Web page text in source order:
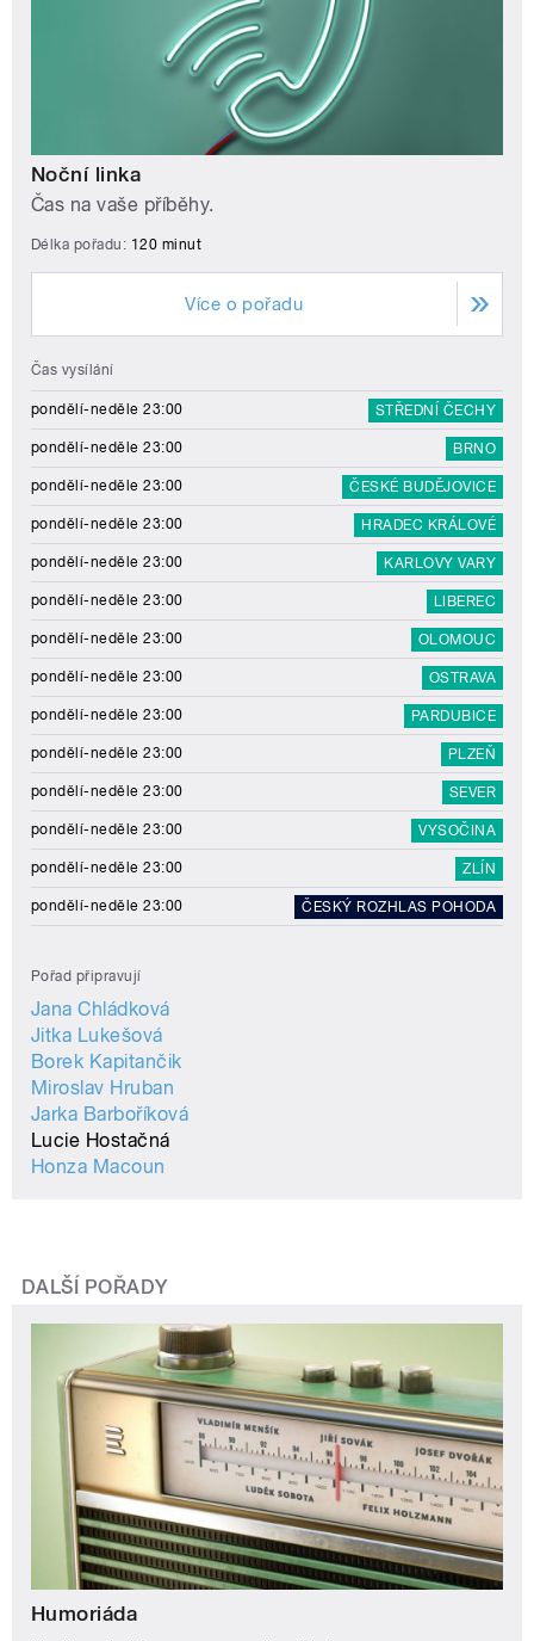
Noční linka
Čas na vaše příběhy.
Délka pořadu: 120 minut
Více o pořadu
Čas vysílání
pondělí-neděle 23:00 STŘEDNÍ ČECHY
pondělí-neděle 23:00 BRNO
pondělí-neděle 23:00 ČESKÉ BUDĚJOVICE
pondělí-neděle 23:00 HRADEC KRÁLOVÉ
pondělí-neděle 23:00 KARLOVY VARY
pondělí-neděle 23:00 LIBEREC
pondělí-neděle 23:00 OLOMOUC
pondělí-neděle 23:00 OSTRAVA
pondělí-neděle 23:00 PARDUBICE
pondělí-neděle 23:00 PLZEŇ
pondělí-neděle 23:00 SEVER
pondělí-neděle 23:00 VYSOČINA
pondělí-neděle 23:00 ZLÍN
pondělí-neděle 23:00 ČESKÝ ROZHLAS POHODA
Pořad připravují
Jana Chládková
Jitka Lukešová
Borek Kapitančik
Miroslav Hruban
Jarka Barboříková
Lucie Hostačná
Honza Macoun
DALŠÍ POŘADY
Humoriáda